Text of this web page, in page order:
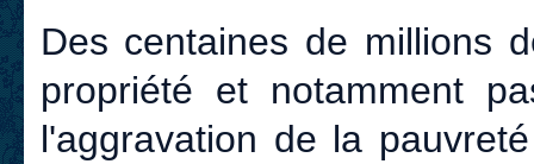
Des centaines de millions
propriété et notamment
l'aggravation de la